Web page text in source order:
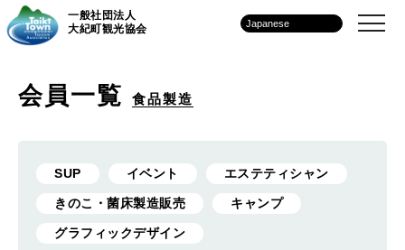
一般社団法人
大紀町観光協会
会員一覧 食品製造
SUP イベント エステティシャン
きのこ・菌床製造販売 キャンプ
グラフィックデザイン